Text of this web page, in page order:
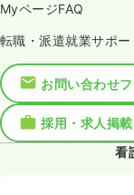
MyページFAQ
転職・派遣就業サポ
お問い合わせ
採用・求人掲
看